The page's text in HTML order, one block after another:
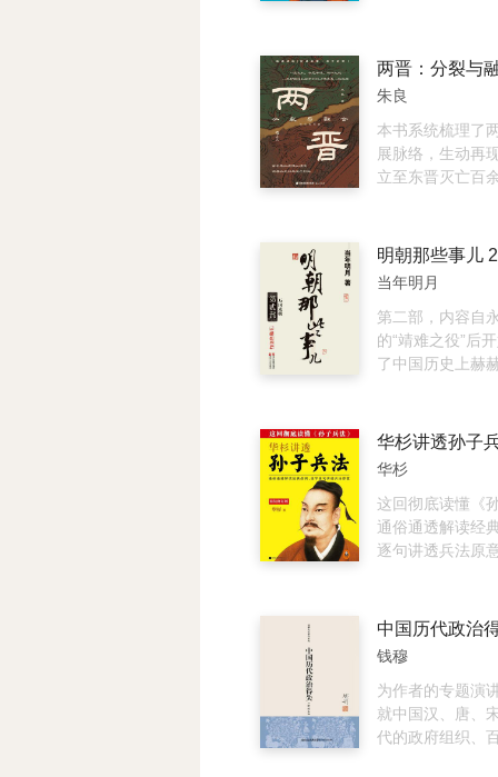
兵与后宫女性等
奇经历，生动展
奥斯曼帝国的全
书颠覆了西方主
事，论证了奥斯
参与大航海时代
越葡萄牙的帝国
球政治博弈的最
特，将丰富的史
述以幽默风趣的
来，是一部可读
类读物，适合年
本书部分文章在
号、知乎等平台
武门之变、武则
换太子、朱棣身
宫变、袁崇焕之
冠一怒为红颜、
银、太平天国宝
等，通过对正史
史。
两晋：分裂与
朱良
本书系统梳理了
展脉络，生动再
立至东晋灭亡百
和王导、谢安等
运沉浮，还将视
民族南下中原、
落的壮阔图景，
族大迁徙与大融
走向。作者依托
言通俗而富有张
专业背景，便能
承前启后的重要
明朝那些事儿 2
当年明月
第二部，内容自
的“靖难之役”后
了中国历史上赫
平安南等等，后
蒙古归来途中病
历了比较清明的“
治”后，开始进入
大宦官王振把持
为，导致二十万
了明帝国……
华杉
这回彻底读懂《
通俗通透解读经
逐句讲透兵法原
烈追捧！《孙子
字，似乎每个字
让很多人望而却
要抓住兵法的根
发现处处豁然开
白白。本书作者
中国历代政治
钱穆
为作者的专题演
就中国汉、唐、
代的政府组织、